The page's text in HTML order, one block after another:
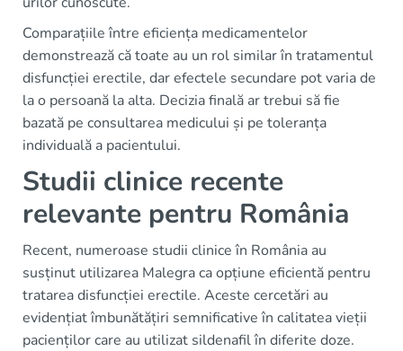
Comparațiile între eficiența medicamentelor
demonstrează că toate au un rol similar în tratamentul
disfuncției erectile, dar efectele secundare pot varia de
la o persoană la alta. Decizia finală ar trebui să fie
bazată pe consultarea medicului și pe toleranța
individuală a pacientului.
Studii clinice recente
relevante pentru România
Recent, numeroase studii clinice în România au
susținut utilizarea Malegra ca opțiune eficientă pentru
tratarea disfuncției erectile. Aceste cercetări au
evidențiat îmbunătățiri semnificative în calitatea vieții
pacienților care au utilizat sildenafil în diferite doze.